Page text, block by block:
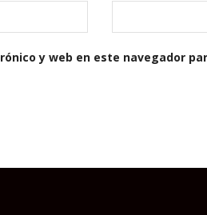
y web en este navegador